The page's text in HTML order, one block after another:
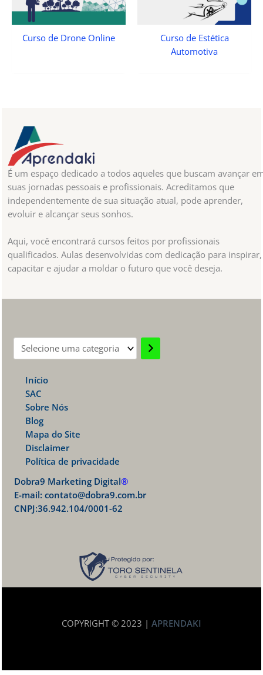
Curso de Drone Online
Curso de Estética
Automotiva
É um espaço dedicado a todos aqueles que buscam avançar
suas jornadas pessoais e profissionais. Acreditamos que
independentemente de sua situação atual, pode aprender,
evoluir e alcançar seus sonhos.
Aqui, você encontrará cursos feitos por profissionais
qualificados. Aulas desenvolvidas com dedicação para inspirar,
capacitar e ajudar a moldar o futuro que você deseja.
Selecione
categoria
Início
SAC
Sobre Nós
Blog
Mapa do Site
Disclaimer
Política de privacidade
Dobra9 Marketing Digital®
E-mail: contato@dobra9.com.br
CNPJ:36.942.104/0001-62
COPYRIGHT © 2023 | APRENDAKI